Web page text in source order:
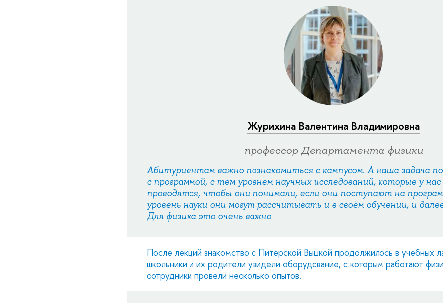
Журихина Валентина Владимировна
профессор Департамента физики
Абитуриентам важно познакомиться с кампусом. А наша задача
с программой, с тем уровнем научных исследований, которые у нас
проводятся, чтобы они понимали, если они поступают на
уровень науки они могут рассчитывать и в своём обучении, и
Для физика это очень важно
После лекций знакомство с Питерской Вышкой продолжилось в учебных
школьники и их родители увидели оборудование, с которым работают
сотрудники провели несколько опытов.